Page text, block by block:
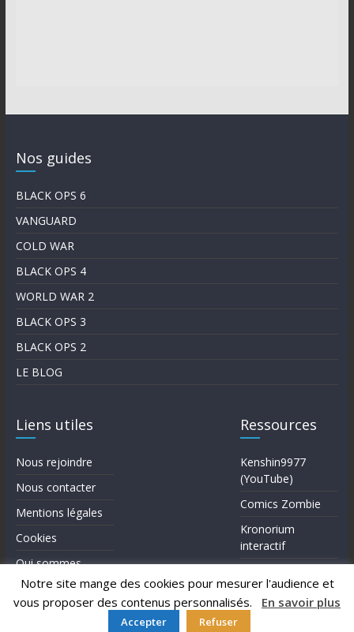
Notre site mange des cookies pour mesurer l'audience et
vous proposer des contenus personnalisés. En savoir plus
Accepter Refuser
Nos guides
BLACK OPS 6
VANGUARD
COLD WAR
BLACK OPS 4
WORLD WAR 2
BLACK OPS 3
BLACK OPS 2
LE BLOG
Liens utiles
Nous rejoindre
Nous contacter
Mentions légales
Cookies
Qui sommes-
nous?
Ressources
Kenshin9977
(YouTube)
Comics Zombie
Kronorium
interactif